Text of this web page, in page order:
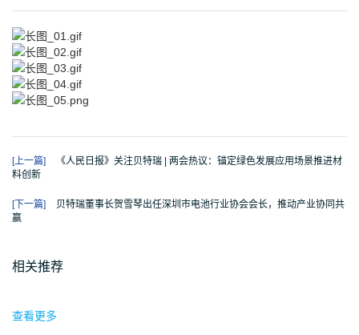
[上一篇]
《人民日报》关注贝特瑞 | 两会热议：锚定绿色发展应用场景推进材
料创新
[下一篇]
贝特瑞董事长贺雪琴出任深圳市电池行业协会会长，推动产业协同共
赢
相关推荐
查看更多